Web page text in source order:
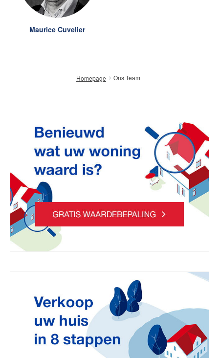
Maurice Cuvelier
Homepage Ons Team